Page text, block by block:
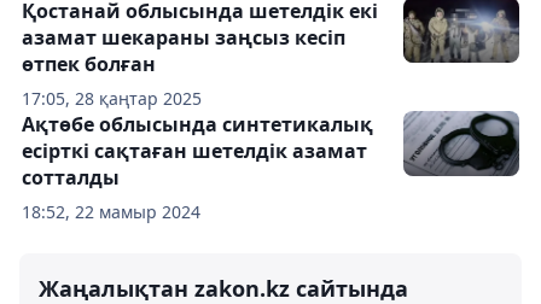
17:05, 28 қаңтар 2025
Қостанай облысында шетелдік екі
азамат шекараны заңсыз кесіп
өтпек болған
18:52, 22 мамыр 2024
Ақтөбе облысында синтетикалық
есірткі сақтаған шетелдік азамат
сотталды
Жаңалықтан zakon.kz сайтында